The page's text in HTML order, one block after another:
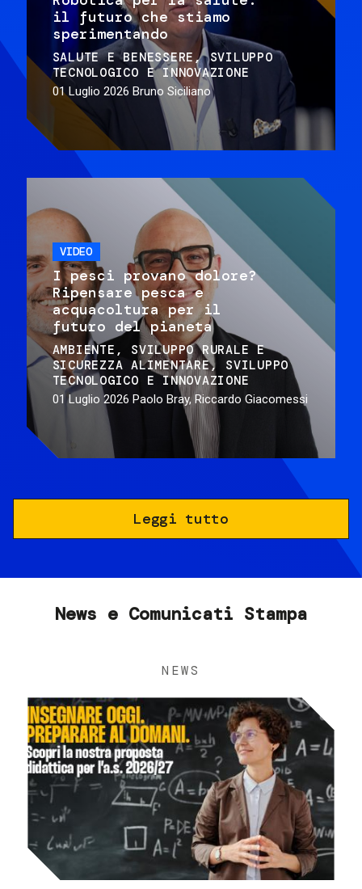
il futuro che stiamo
sperimentando
SALUTE E BENESSERE
SVILUPPO
TECNOLOGICO E INNOVAZIONE
01 Luglio 2026 Bruno Siciliano
VIDEO
I pesci provano dolore?
Ripensare pesca e
acquacoltura per il
futuro del pianeta
AMBIENTE
SVILUPPO RURALE E
SICUREZZA ALIMENTARE
SVILUPPO
TECNOLOGICO E INNOVAZIONE
01 Luglio 2026 Paolo Bray, Riccardo Giacomessi
Leggi tutto
News e Comunicati Stampa
NEWS